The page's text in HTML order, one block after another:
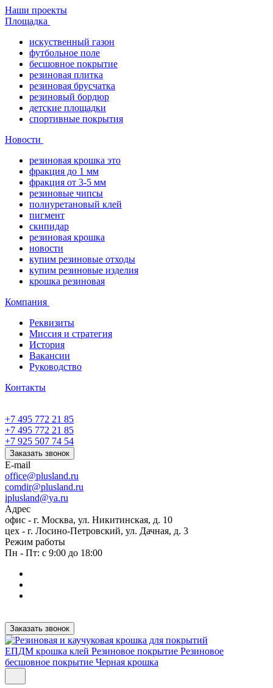
Наши проекты
Площадка
искуственный газон
футбольное поле
бесшовное покрытие
резиновая плитка
резиновая брусчатка
резиновый бордюр
детские площадки
спортивные покрытия
Новости
резиновая крошка это
фракция до 1 мм
фракция от 3-5 мм
резиновые чипсы
полиуретановый клей
пигмент
скипидар
резиновая крошка
новости
купим резиновые отходы
купим резиновые изделия
крошка резиновая
Компания
Реквизиты
Миссия и стратегия
История
Вакансии
Руководство
Контакты
+7 495 772 21 85
+7 495 772 21 85
+7 925 507 74 54
Заказать звонок
E-mail
office@plusland.ru
comdir@plusland.ru
iplusland@ya.ru
Адрес
офис - г. Москва, ул. Никитинская, д. 10
цех - г. Лосино-Петровский, ул. Дачная, д. 3
Режим работы
Пн - Пт: с 9:00 до 18:00
Заказать звонок
ЕПДМ крошка клей Резиновое покрытие Резиновое
бесшовное покрытие Черная крошка